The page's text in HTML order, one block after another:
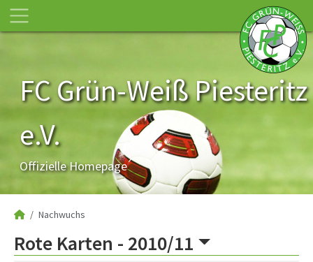
FC Grün-Weiß Piesteritz
e.V.
Offizielle Homepage
Nachwuchs
Rote Karten - 2010/11